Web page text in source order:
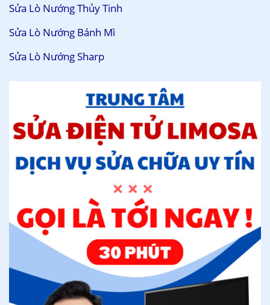
Sửa Lò Nướng Thủy Tinh
Sửa Lò Nướng Bánh Mì
Sửa Lò Nướng Sharp